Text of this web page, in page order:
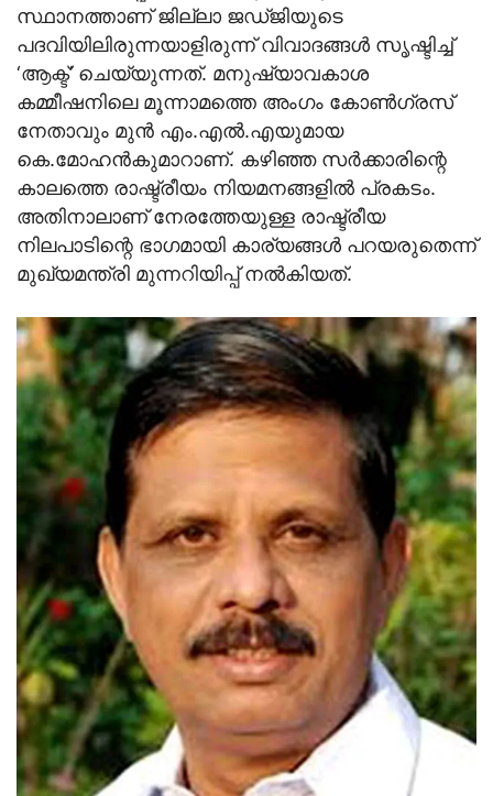
സ്ഥാനത്താണ് ജില്ലാ ജഡ്ജിയുടെ
പദവിയിലിരുന്നയാളിരുന്ന് വിവാദങ്ങള്‍ സൃഷ്ടിച്ച്
‘ആക്ട്’ ചെയ്യുന്നത്. മനുഷ്യാവകാശ
കമ്മീഷനിലെ മൂന്നാമത്തെ അംഗം കോണ്‍ഗ്രസ്
നേതാവും മുന്‍ എം.എല്‍.എയുമായ
കെ.മോഹന്‍കുമാറാണ്. കഴിഞ്ഞ സര്‍ക്കാരിന്റെ
കാലത്തെ രാഷ്ട്രീയം നിയമനങ്ങളില്‍ പ്രകടം.
അതിനാലാണ് നേരത്തേയുള്ള രാഷ്ട്രീയ
നിലപാടിന്റെ ഭാഗമായി കാര്യങ്ങള്‍ പറയരുതെന്ന്
മുഖ്യമന്ത്രി മുന്നറിയിപ്പ് നല്‍കിയത്.